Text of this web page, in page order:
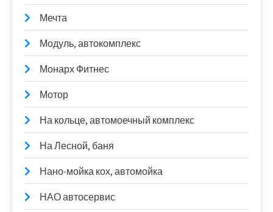
Мечта
Модуль, автокомплекс
Монарх Фитнес
Мотор
На кольце, автомоечный комплекс
На Лесной, баня
Нано-мойка кох, автомойка
НАО автосервис